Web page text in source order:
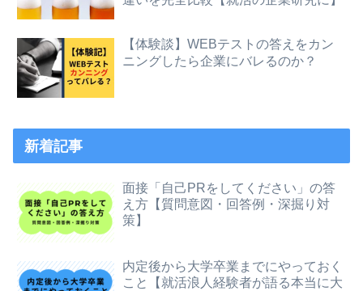
【体験談】WEBテストの答えをカン
ニングしたら企業にバレるのか？
新着記事
面接「自己PRをしてください」の答
え方【質問意図・回答例・深掘り対
策】
内定後から大学卒業までにやっておく
こと【就活浪人経験者が語る本当に大